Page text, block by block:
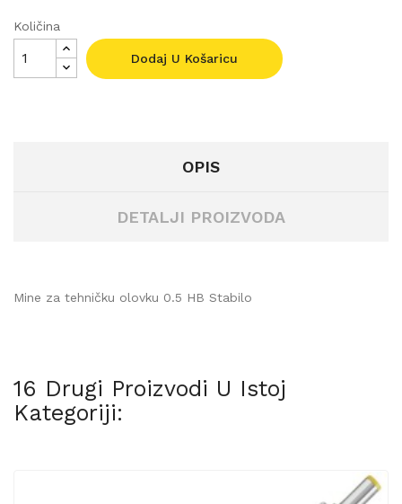
Količina
Dodaj U Košaricu
OPIS
DETALJI PROIZVODA
Mine za tehničku olovku 0.5 HB Stabilo
16 Drugi Proizvodi U Istoj
Kategoriji: